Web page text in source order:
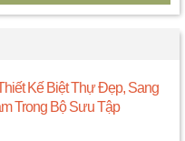
Kế Biệt Thự Đẹp, Sang
Trong Bộ Sưu Tập